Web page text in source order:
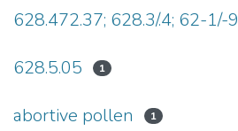
628.472.37; 628.3/.4; 62-1/-9
628.5.05 1
abortive pollen 1